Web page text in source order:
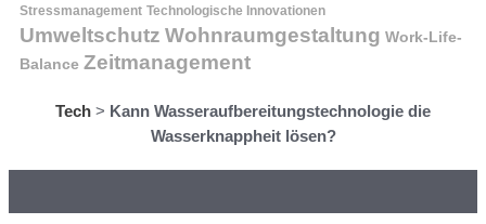
Stressmanagement Technologische Innovationen
Umweltschutz Wohnraumgestaltung Work-Life-
Balance Zeitmanagement
Tech > Kann Wasseraufbereitungstechnologie die
Wasserknappheit lösen?